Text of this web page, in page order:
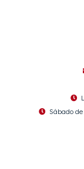
Sábado de